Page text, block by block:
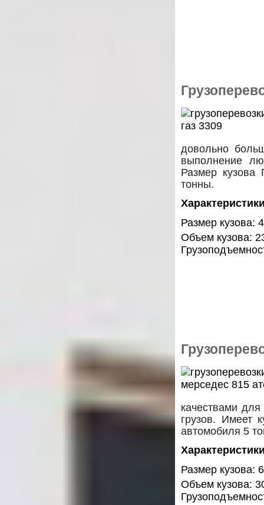
довольно
выполнение
Размер
тонны.
Размер кузова:
Объем кузова:
качествами
грузов. Имеет
автомобиля 5
Размер кузова:
Объем кузова: